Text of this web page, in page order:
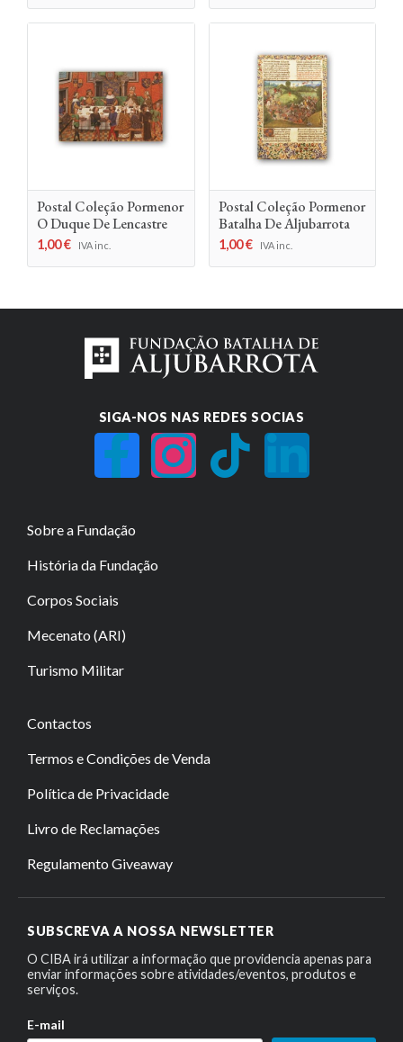
Postal Coleção Pormenor
O Duque De Lencastre
1,00€ IVA inc.
Postal Coleção Pormenor
Batalha De Aljubarrota
1,00€ IVA inc.
SIGA-NOS NAS REDES SOCIAS
Sobre a Fundação
História da Fundação
Corpos Sociais
Mecenato (ARI)
Turismo Militar
Contactos
Termos e Condições de Venda
Política de Privacidade
Livro de Reclamações
Regulamento Giveaway
SUBSCREVA A NOSSA NEWSLETTER
O CIBA irá utilizar a informação que providencia apenas para
enviar informações sobre atividades/eventos, produtos e
serviços.
E-mail